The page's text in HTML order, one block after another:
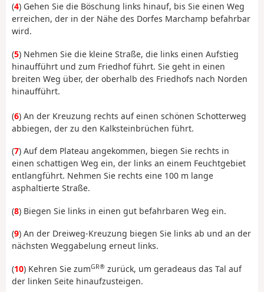
(4) Gehen Sie die Böschung links hinauf, bis Sie einen Weg
erreichen, der in der Nähe des Dorfes Marchamp befahrbar
wird.
(5) Nehmen Sie die kleine Straße, die links einen Aufstieg
hinaufführt und zum Friedhof führt. Sie geht in einen
breiten Weg über, der oberhalb des Friedhofs nach Norden
hinaufführt.
(6) An der Kreuzung rechts auf einen schönen Schotterweg
abbiegen, der zu den Kalksteinbrüchen führt.
(7) Auf dem Plateau angekommen, biegen Sie rechts in
einen schattigen Weg ein, der links an einem Feuchtgebiet
entlangführt. Nehmen Sie rechts eine 100 m lange
asphaltierte Straße.
(8) Biegen Sie links in einen gut befahrbaren Weg ein.
(9) An der Dreiweg-Kreuzung biegen Sie links ab und an der
nächsten Weggabelung erneut links.
(10) Kehren Sie zumGR® zurück, um geradeaus das Tal auf
der linken Seite hinaufzusteigen.